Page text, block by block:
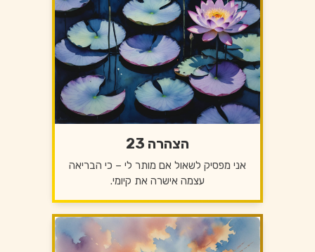
הצהרה 23
אני מפסיק לשאול אם מותר לי – כי הבריאה
עצמה אישרה את קיומי.